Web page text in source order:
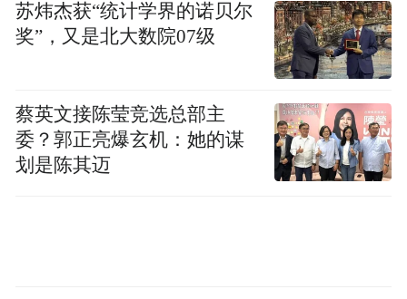
苏炜杰获“统计学界的诺贝尔
奖”，又是北大数院07级
蔡英文接陈莹竞选总部主
委？郭正亮爆玄机：她的谋
划是陈其迈